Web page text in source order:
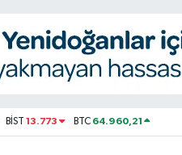
BİST13.773 BTC 64.960,21